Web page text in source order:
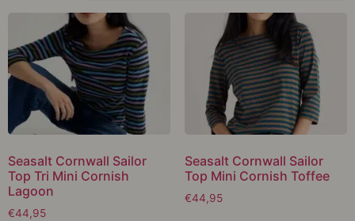
Seasalt Cornwall Sailor
Top Tri Mini Cornish
Lagoon
€44,95
Seasalt Cornwall Sailor
Top Mini Cornish Toffee
€44,95